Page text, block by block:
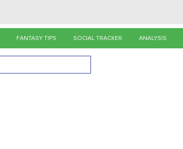
FANTASY TIPS SOCIAL TRACKER ANALYSIS